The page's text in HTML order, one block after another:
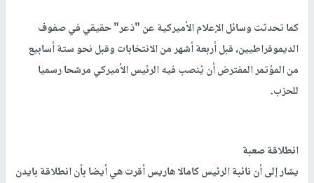
كما تحدثت وسائل الإعلام الأميركية عن "ذعر" حقيقي في صفوف
الديموقراطيين، قبل أربعة أشهر من الانتخابات وقبل نحو ستة أسابيع
من المؤتمر المفترض أن يُنصب فيه الرئيس الأميركي مرشحا رسميا
للحزب.
انطلاقة صعبة
يشار إلى أن نائبة الرئيس كامالا هاريس أقرت هي أيضا بأن انطلاقة بايدن